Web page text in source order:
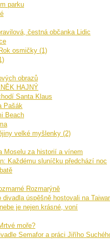
parku
čestná občanka Lidic
osmičky (1)
obrazů
HAJNÝ
Santa Klaus
Pašák
Beach
velké myšlenky (2)
Moselu za historií a vínem
Každému sluníčku předchází noc
Rozmarýně
úspěšně hostovali na
je nejen krásné, voní
moře?
Semafor a práci Jiřího